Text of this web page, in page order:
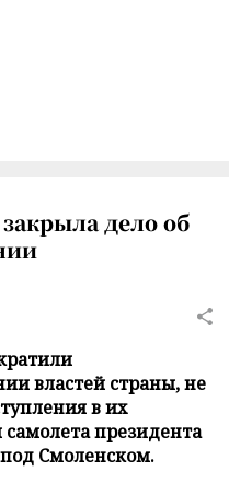
дело об
властей страны, не
в их
президента
Смоленском.